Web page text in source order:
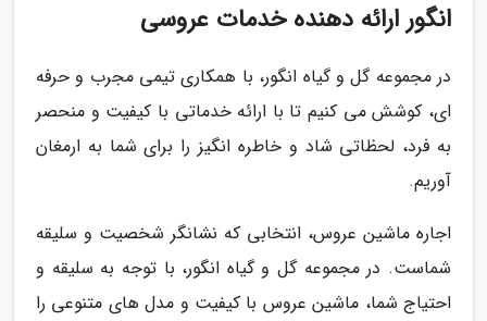
انگور ارائه دهنده خدمات عروسی
در مجموعه گل و گیاه انگور، با همکاری تیمی مجرب و حرفه
ای، کوشش می کنیم تا با ارائه خدماتی با کیفیت و منحصر
به فرد، لحظاتی شاد و خاطره انگیز را برای شما به ارمغان
آوریم.
اجاره ماشین عروس، انتخابی که نشانگر شخصیت و سلیقه
شماست. در مجموعه گل و گیاه انگور، با توجه به سلیقه و
احتیاج شما، ماشین عروس با کیفیت و مدل های متنوعی را